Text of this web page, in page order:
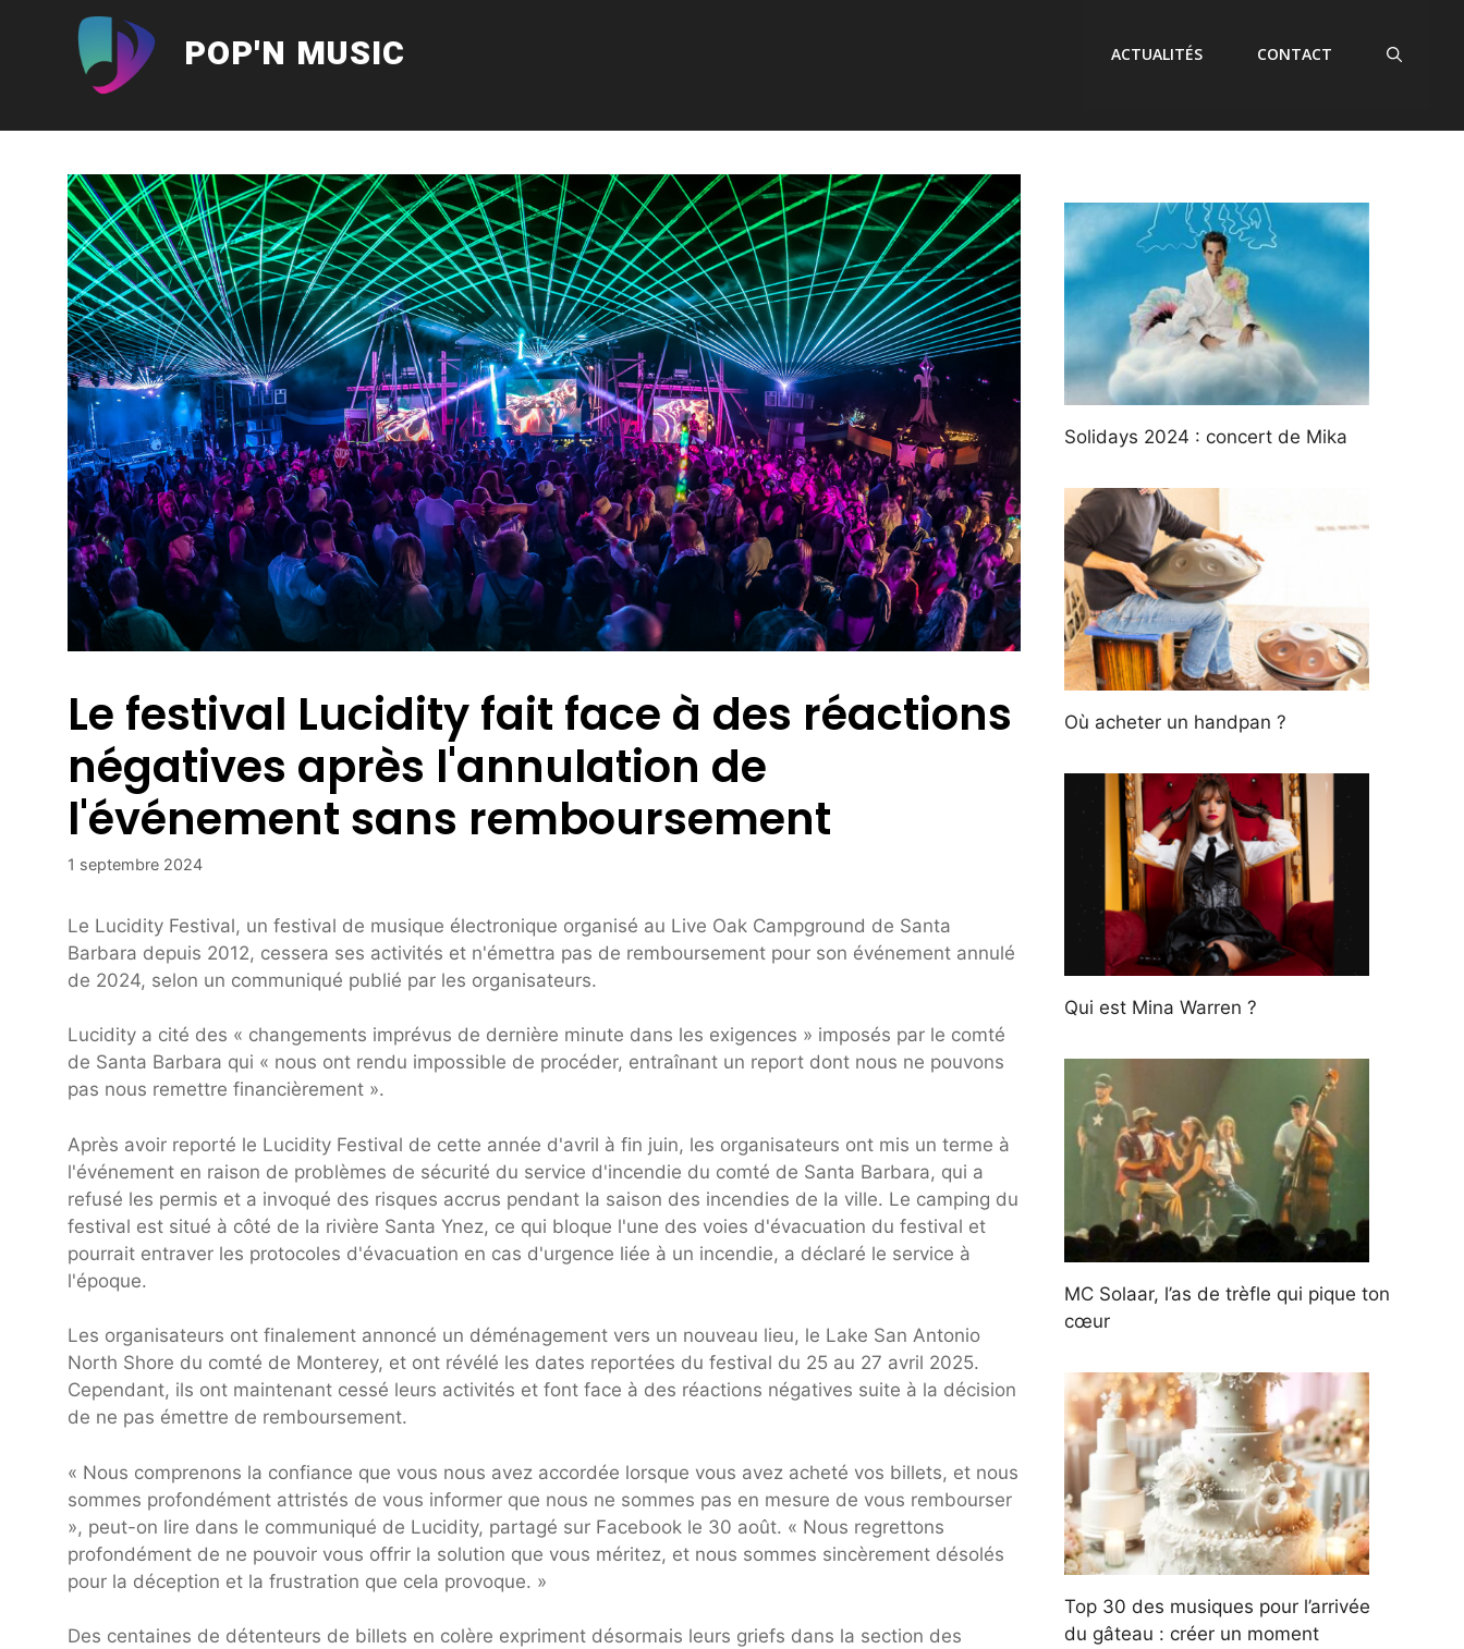
POP'N MUSIC ACTUALITÉS CONTACT
Le festival Lucidity fait face à des réactions
négatives après l'annulation de
l'événement sans remboursement
1 septembre 2024
Le Lucidity Festival, un festival de musique électronique organisé au Live Oak Campground de Santa
Barbara depuis 2012, cessera ses activités et n'émettra pas de remboursement pour son événement annulé
de 2024, selon un communiqué publié par les organisateurs.
Lucidity a cité des « changements imprévus de dernière minute dans les exigences » imposés par le comté
de Santa Barbara qui « nous ont rendu impossible de procéder, entraînant un report dont nous ne pouvons
pas nous remettre financièrement ».
Après avoir reporté le Lucidity Festival de cette année d'avril à fin juin, les organisateurs ont mis un terme à
l'événement en raison de problèmes de sécurité du service d'incendie du comté de Santa Barbara, qui a
refusé les permis et a invoqué des risques accrus pendant la saison des incendies de la ville. Le camping du
festival est situé à côté de la rivière Santa Ynez, ce qui bloque l'une des voies d'évacuation du festival et
pourrait entraver les protocoles d'évacuation en cas d'urgence liée à un incendie, a déclaré le service à
l'époque.
Les organisateurs ont finalement annoncé un déménagement vers un nouveau lieu, le Lake San Antonio
North Shore du comté de Monterey, et ont révélé les dates reportées du festival du 25 au 27 avril 2025.
Cependant, ils ont maintenant cessé leurs activités et font face à des réactions négatives suite à la décision
de ne pas émettre de remboursement.
« Nous comprenons la confiance que vous nous avez accordée lorsque vous avez acheté vos billets, et nous
sommes profondément attristés de vous informer que nous ne sommes pas en mesure de vous rembourser
», peut-on lire dans le communiqué de Lucidity, partagé sur Facebook le 30 août. « Nous regrettons
profondément de ne pouvoir vous offrir la solution que vous méritez, et nous sommes sincèrement désolés
pour la déception et la frustration que cela provoque. »
Des centaines de détenteurs de billets en colère expriment désormais leurs griefs dans la section des
Solidays 2024 : concert de Mika
Où acheter un handpan ?
Qui est Mina Warren ?
MC Solaar, l’as de trèfle qui pique ton
cœur
Top 30 des musiques pour l’arrivée
du gâteau : créer un moment